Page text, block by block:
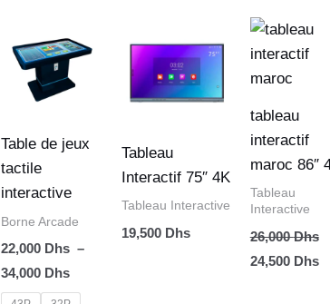
Table de jeux
tactile
interactive
Borne Arcade
22,000 Dhs –
34,000 Dhs
de
prix :
22,000 Dhs
à
Tableau
Interactif 75″ 4K
Tableau Interactive
19,500 Dhs
tableau
interactif
maroc 86″
Tableau
Interactive
26,000Dhs
Le
initial
était :
24,500 Dhs